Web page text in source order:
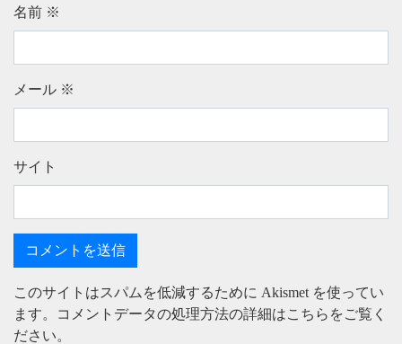
名前 ※
メール ※
サイト
このサイトはスパムを低減するために Akismet を使ってい
ます。
コメントデータの処理方法の詳細はこちらをご覧く
ださい。